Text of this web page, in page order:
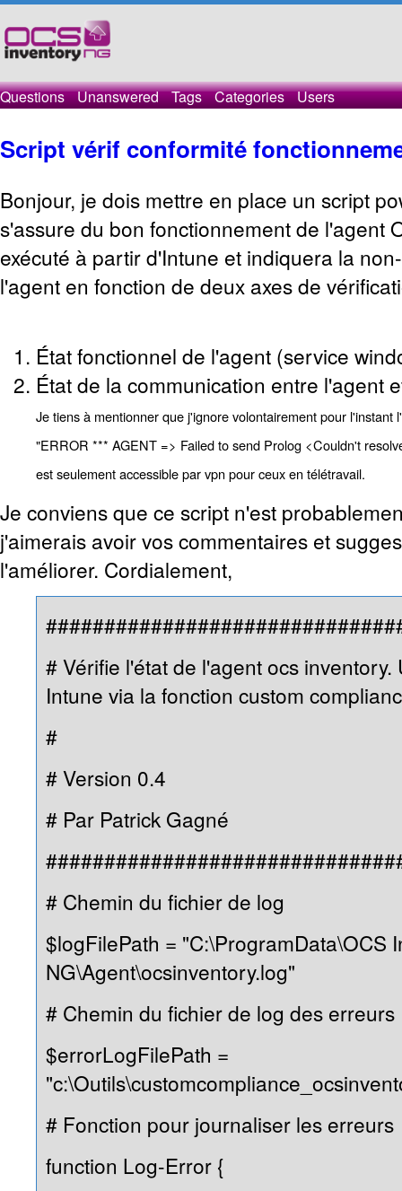
Questions Unanswered Tags Categories Users
Script vérif conformité
Bonjour, je dois mettre en place un script
s'assure du bon fonctionnement de l'agent
exécuté à partir d'Intune et indiquera la
l'agent en fonction de deux axes de
État fonctionnel de l'agent (service
État de la communication entre l'agent
Je tiens à mentionner que j'ignore volontairement pour l'instant
"ERROR *** AGENT => Failed to send Prolog <Couldn't
est seulement accessible par vpn pour ceux en télétravail.
Je conviens que ce script n'est
j'aimerais avoir vos commentaires et
l'améliorer. Cordialement,
# Vérifie l'état de l'agent ocs inventory.
Intune via la fonction custom
#
# Version 0.4
# Par Patrick Gagné
# Chemin du fichier de log
$logFilePath = "C:\ProgramData\OCS
NG\Agent\ocsinventory.log"
# Chemin du fichier de log des erreurs
$errorLogFilePath =
# Fonction pour journaliser les erreurs
function Log-Error {